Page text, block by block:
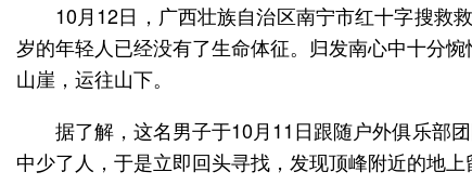
10月12日，广西壮族自治区南宁市红十字搜救
岁的年轻人已经没有了生命体征。归发南心中十分
山崖，运往山下。
据了解，这名男子于10月11日跟随户外俱乐部
中少了人，于是立即回头寻找，发现顶峰附近的地